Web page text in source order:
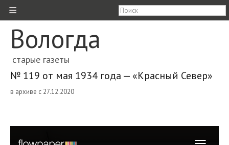
≡
Вологда
старые газеты
№ 119 от мая 1934 года — «Красный Север»
в архиве с 27.12.2020